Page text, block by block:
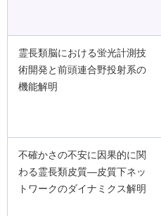
霊長類脳における蛍光計測技
術開発と前頭連合野投射系の
機能解明
不確かさの不安に因果的に関
わる霊長類皮質―皮質下ネッ
トワークのダイナミクス解明